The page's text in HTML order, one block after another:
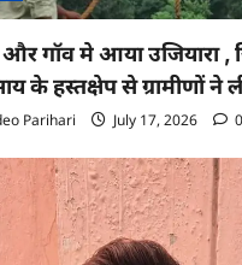
गॉव मे आया उजियारा ,
के हस्तक्षेप से ग्रामीणों ने
Parihari July 17, 2026 0